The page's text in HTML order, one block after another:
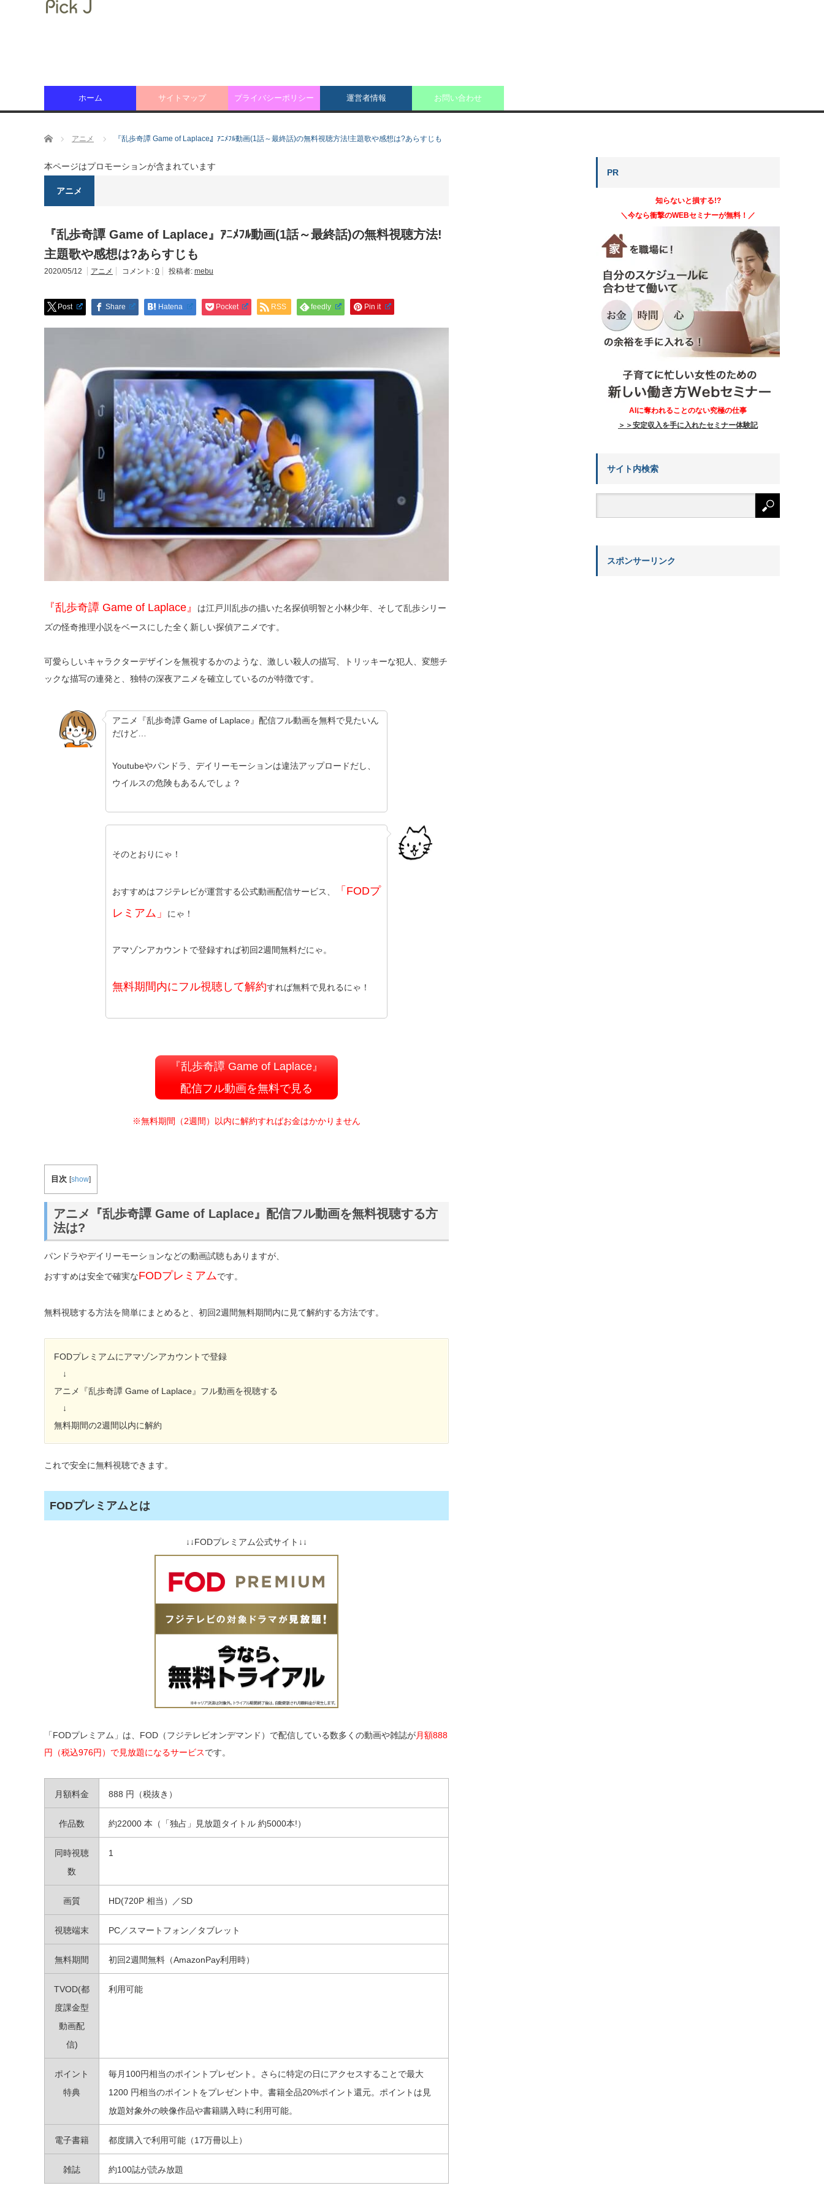
ホーム サイトマップ プライバシーポリシー 運営者情報 お問い合わせ
ホーム アニメ 『乱歩奇譚 Game of Laplace』ｱﾆﾒﾌﾙ動画(1話～最終話)の無料視聴方法!主題歌や感想は?あらすじも
本ページはプロモーションが含まれています
アニメ
『乱歩奇譚 Game of Laplace』ｱﾆﾒﾌﾙ動画(1話～最終話)の無料視聴方法!
主題歌や感想は?あらすじも
2020/05/12 アニメ コメント: 0 投稿者: mebu
Post Share Hatena Pocket RSS feedly Pin it
『乱歩奇譚 Game of Laplace』
は江戸川乱歩の描いた名探偵明智と小林少年、そして乱歩シリー
ズの怪奇推理小説をベースにした全く新しい探偵アニメです。
可愛らしいキャラクターデザインを無視するかのような、激しい殺人の描写、トリッキーな犯人、変態チ
ックな描写の連発と、独特の深夜アニメを確立しているのが特徴です。
アニメ『乱歩奇譚 Game of Laplace』配信フル動画を無料で見たいん
だけど…
Youtubeやパンドラ、デイリーモーションは違法アップロードだし、
ウイルスの危険もあるんでしょ？
そのとおりにゃ！
おすすめはフジテレビが運営する公式動画配信サービス、
「FODプ
レミアム」
にゃ！
アマゾンアカウントで登録すれば初回2週間無料だにゃ。
無料期間内にフル視聴して解約すれば無料で見れるにゃ！
『乱歩奇譚 Game of Laplace』
配信フル動画を無料で見る
※無料期間（2週間）以内に解約すればお金はかかりません
目次 [show]
アニメ『乱歩奇譚 Game of Laplace』配信フル動画を無料視聴する方
法は?
パンドラやデイリーモーションなどの動画試聴もありますが、
おすすめは安全で確実なFODプレミアムです。
無料視聴する方法を簡単にまとめると、初回2週間無料期間内に見て解約する方法です。
FODプレミアムにアマゾンアカウントで登録
↓
アニメ『乱歩奇譚 Game of Laplace』フル動画を視聴する
↓
無料期間の2週間以内に解約
これで安全に無料視聴できます。
FODプレミアムとは
↓↓FODプレミアム公式サイト↓↓
「FODプレミアム」は、FOD（フジテレビオンデマンド）で配信している数多くの動画や雑誌が月額888
円（税込976円）で見放題になるサービスです。
月額料金 888 円（税抜き）
作品数 約22000 本（「独占」見放題タイトル 約5000本!）
同時視聴
数
1
画質 HD(720P 相当）／SD
視聴端末 PC／スマートフォン／タブレット
無料期間 初回2週間無料（AmazonPay利用時）
TVOD(都
度課金型
動画配
信)
利用可能
ポイント
特典
毎月100円相当のポイントプレゼント。さらに特定の日にアクセスすることで最大
1200 円相当のポイントをプレゼント中。書籍全品20%ポイント還元。ポイントは見
放題対象外の映像作品や書籍購入時に利用可能。
電子書籍 都度購入で利用可能（17万冊以上）
雑誌 約100誌が読み放題
PR
知らないと損する!?
＼今なら衝撃のWEBセミナーが無料！／
AIに奪われることのない究極の仕事
＞＞安定収入を手に入れたセミナー体験記
サイト内検索
スポンサーリンク